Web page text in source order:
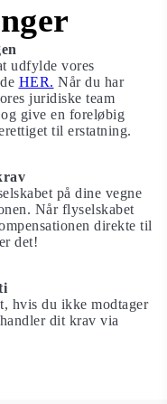
udfylde vores
HER. Når du har
juridiske team
give en foreløbig
til erstatning.
på dine vegne
Når flyselskabet
direkte til
det!
hvis du ikke modtager
dit krav via